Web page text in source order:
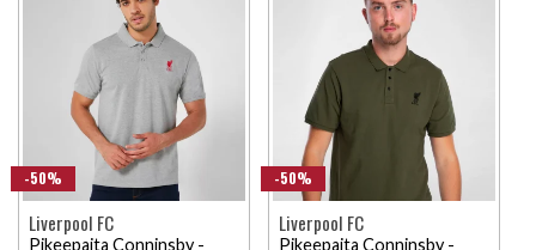
-50%
Liverpool FC
Pikeepaita Conninsby -
-50%
Liverpool FC
Pikeepaita Conninsby -